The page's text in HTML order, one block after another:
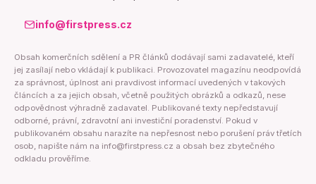
info@firstpress.cz
Obsah komerčních sdělení a PR článků dodávají sami zadavatelé, kteří
jej zasílají nebo vkládají k publikaci. Provozovatel magazínu neodpovídá
za správnost, úplnost ani pravdivost informací uvedených v takových
článcích a za jejich obsah, včetně použitých obrázků a odkazů, nese
odpovědnost výhradně zadavatel. Publikované texty nepředstavují
odborné, právní, zdravotní ani investiční poradenství. Pokud v
publikovaném obsahu narazíte na nepřesnost nebo porušení práv třetích
osob, napište nám na info@firstpress.cz a obsah bez zbytečného
odkladu prověříme.